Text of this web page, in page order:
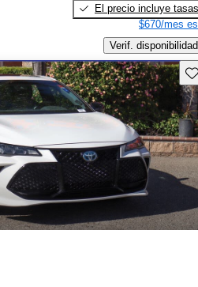
El precio incluye tasas
$670/mes
Verif. disponibilidad